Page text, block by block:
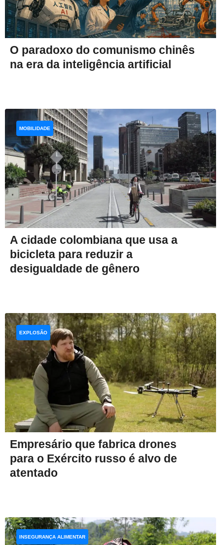
O paradoxo do comunismo chinês
na era da inteligência artificial
A cidade colombiana que usa a
bicicleta para reduzir a
desigualdade de gênero
MOBILIDADE
Empresário que fabrica drones
para o Exército russo é alvo de
atentado
EXPLOSÃO
INSEGURANÇA ALIMENTAR